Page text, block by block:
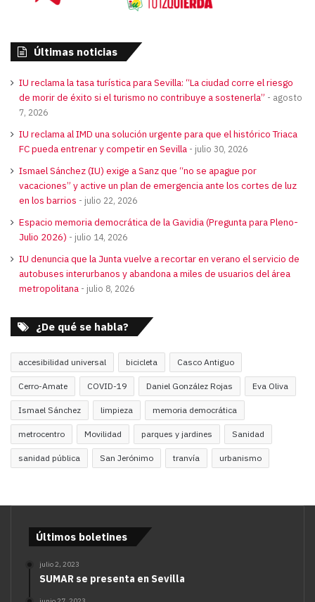
Últimas noticias
IU reclama la tasa turística para Sevilla: “La ciudad corre el riesgo
de morir de éxito si el turismo no contribuye a sostenerla”
agosto
7, 2026
IU reclama al IMD una solución urgente para que el histórico Triaca
FC pueda entrenar y competir en Sevilla
julio 30, 2026
Ismael Sánchez (IU) exige a Sanz que “no se apague por
vacaciones” y active un plan de emergencia ante los cortes de luz
en los barrios
julio 22, 2026
Espacio memoria democrática de la Gavidia (Pregunta para Pleno-
Julio 2026)
julio 14, 2026
IU denuncia que la Junta vuelve a recortar en verano el servicio de
autobuses interurbanos y abandona a miles de usuarios del área
metropolitana
julio 8, 2026
¿De qué se habla?
accesibilidad universal bicicleta Casco Antiguo
Cerro-Amate COVID-19 Daniel González Rojas Eva Oliva
Ismael Sánchez limpieza memoria democrática
metrocentro Movilidad parques y jardines Sanidad
sanidad pública San Jerónimo tranvía urbanismo
Últimos boletines
julio 2, 2023
SUMAR se presenta en Sevilla